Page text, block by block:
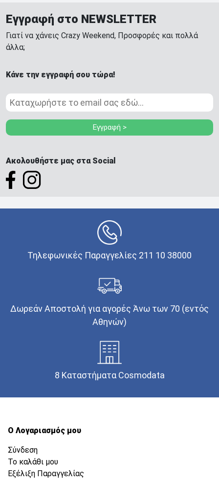
Εγγραφή στο NEWSLETTER
Γιατί να χάνεις Crazy Weekend, Προσφορές και πολλά
άλλα;
Κάνε την εγγραφή σου τώρα!
Εγγραφή >
Ακολουθήστε μας στα Social
Τηλεφωνικές Παραγγελίες 211 10 38000
Δωρεάν Αποστολή για αγορές Άνω των 70 (εντός
Αθηνών)
8 Καταστήματα Cosmodata
Ο Λογαριασμός μου
Σύνδεση
Το καλάθι μου
Εξέλιξη Παραγγελίας